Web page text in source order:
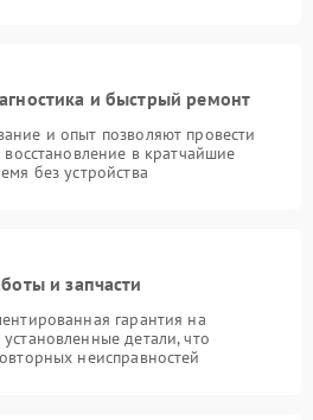
и быстрый ремонт
и опыт позволяют провести
восстановление в кратчайшие
без устройства
и запчасти
гарантия на
детали, что
неисправностей